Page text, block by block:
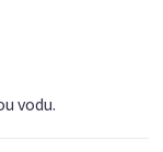
vodu.